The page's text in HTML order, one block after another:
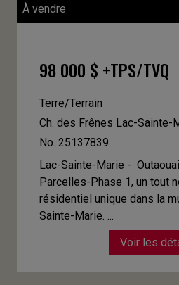
À vendre
98 000 $ +TPS/TVQ
Terre/Terrain
Ch. des Frênes Lac-Sainte-
No. 25137839
Lac-Sainte-Marie -
Parcelles-Phase 1, un tout
résidentiel unique dans la
Sainte-Marie. ...
Voir les